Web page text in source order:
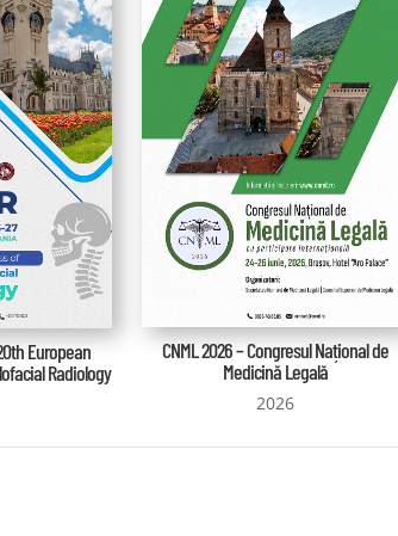
European
Radiology
CNML 2026 – Congresul Național de
Medicină Legală
2026